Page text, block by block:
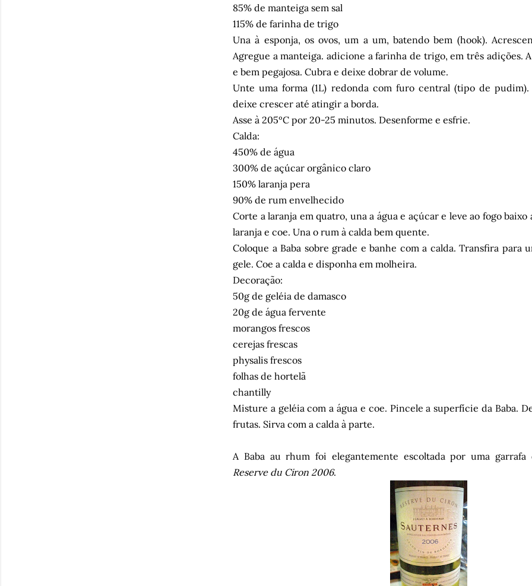
85% de manteiga sem sal
115% de farinha de trigo
Una à esponja, os ovos, um a um, batendo bem (hook).
Agregue a manteiga. adicione a farinha de trigo, em três adições.
e bem pegajosa. Cubra e deixe dobrar de volume.
Unte uma forma (1L) redonda com furo central (tipo de pudim).
deixe crescer até atingir a borda.
Asse à 205ºC por 20-25 minutos. Desenforme e esfrie.
Calda:
450% de água
300% de açúcar orgânico claro
150% laranja pera
90% de rum envelhecido
Corte a laranja em quatro, una a água e açúcar e leve ao fogo baixo
laranja e coe. Una o rum à calda bem quente.
Coloque a Baba sobre grade e banhe com a calda. Transfira para
gele. Coe a calda e disponha em molheira.
Decoração:
50g de geléia de damasco
20g de água fervente
morangos frescos
cerejas frescas
physalis frescos
folhas de hortelã
chantilly
Misture a geléia com a água e coe. Pincele a superfície da Baba.
frutas. Sirva com a calda à parte.
A Baba au rhum foi elegantemente escoltada por uma garrafa
Reserve du Ciron 2006.